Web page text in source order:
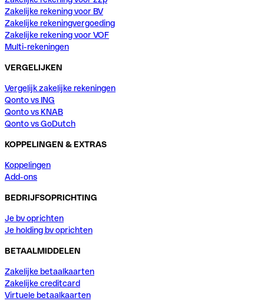
Zakelijke rekening voor BV
Zakelijke rekeningvergoeding
Zakelijke rekening voor VOF
Multi-rekeningen
VERGELIJKEN
Vergelijk zakelijke rekeningen
Qonto vs ING
Qonto vs KNAB
Qonto vs GoDutch
KOPPELINGEN & EXTRAS
Koppelingen
Add-ons
BEDRIJFSOPRICHTING
Je bv oprichten
Je holding bv oprichten
BETAALMIDDELEN
Zakelijke betaalkaarten
Zakelijke creditcard
Virtuele betaalkaarten